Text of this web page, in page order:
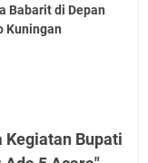
Babarit di Depan
Kuningan
Kegiatan Bupati